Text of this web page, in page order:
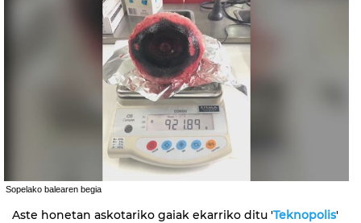
Sopelako balearen begia
Aste honetan askotariko gaiak ekarriko ditu 'Teknopolis'